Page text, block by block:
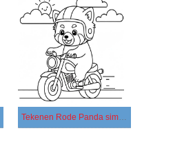
Tekenen Rode Panda simpel